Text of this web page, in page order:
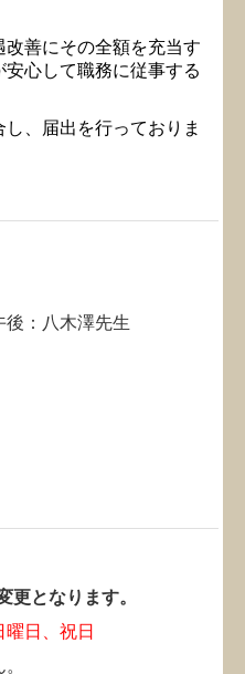
善にその全額を充当す
心して職務に従事する
、届出を行っておりま
後 ：八木澤先生
更となります。
日、祝日